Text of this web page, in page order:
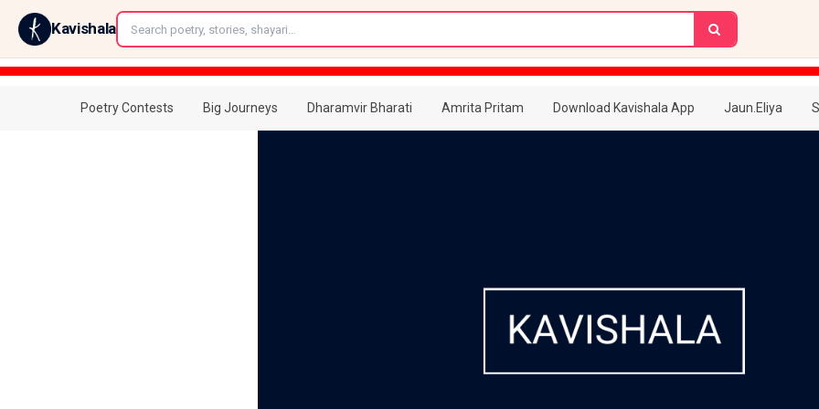
Kavishala
Poetry Contests Big Journeys Dharamvir Bharati Amrita Pritam Download Kavishala App Jaun.Eliya